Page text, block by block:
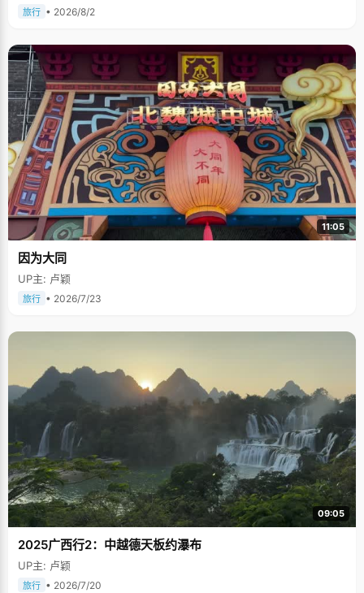
旅行 • 2026/8/2
11:05
因为大同
UP主: 卢颖
旅行 • 2026/7/23
09:05
2025广西行2：中越德天板约瀑布
UP主: 卢颖
旅行 • 2026/7/20